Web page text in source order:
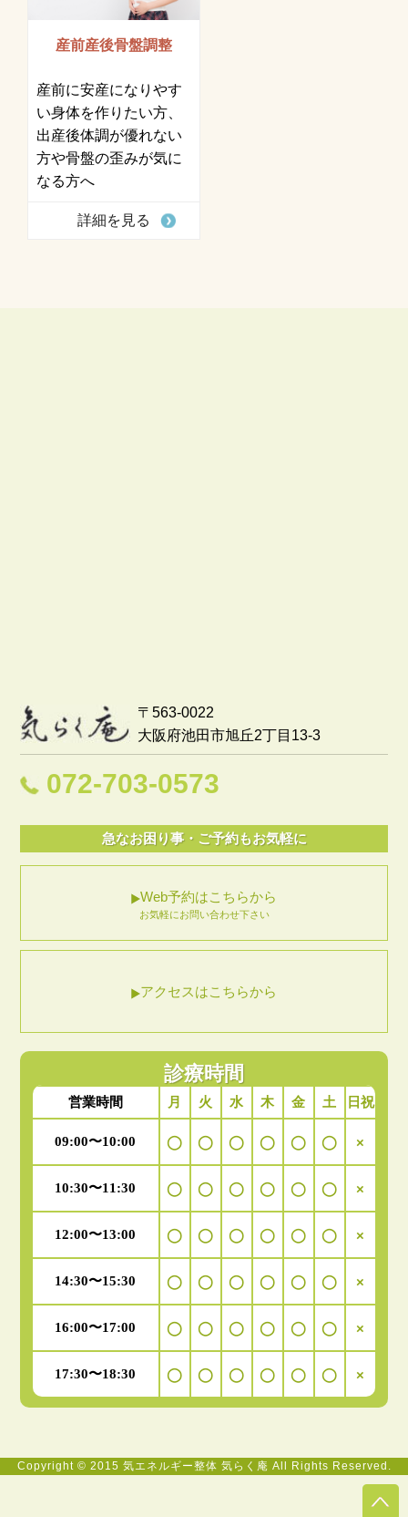
産前産後骨盤調整
産前に安産になりやす
い身体を作りたい方、
出産後体調が優れない
方や骨盤の歪みが気に
なる方へ
詳細を見る
〒563-0022
大阪府池田市旭丘2丁目13-3
072-703-0573
急なお困り事・ご予約もお気軽に
Web予約はこちらから
お気軽にお問い合わせ下さい
アクセスはこちらから
診療時間
営業時間 月 火 水 木 金 土 日祝
09:00〜10:00 ◯ ◯ ◯ ◯ ◯ ◯ ×
10:30〜11:30 ◯ ◯ ◯ ◯ ◯ ◯ ×
12:00〜13:00 ◯ ◯ ◯ ◯ ◯ ◯ ×
14:30〜15:30 ◯ ◯ ◯ ◯ ◯ ◯ ×
16:00〜17:00 ◯ ◯ ◯ ◯ ◯ ◯ ×
17:30〜18:30 ◯ ◯ ◯ ◯ ◯ ◯ ×
Copyright © 2015 気エネルギー整体 気らく庵 All Rights Reserved.